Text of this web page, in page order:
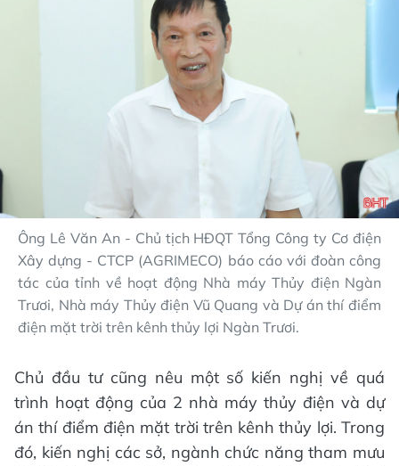
Ông Lê Văn An - Chủ tịch HĐQT Tổng Công ty Cơ điện
Xây dựng - CTCP (AGRIMECO) báo cáo với đoàn công
tác của tỉnh về hoạt động Nhà máy Thủy điện Ngàn
Trươi, Nhà máy Thủy điện Vũ Quang và Dự án thí điểm
điện mặt trời trên kênh thủy lợi Ngàn Trươi.
Chủ đầu tư cũng nêu một số kiến nghị về quá
trình hoạt động của 2 nhà máy thủy điện và dự
án thí điểm điện mặt trời trên kênh thủy lợi. Trong
đó, kiến nghị các sở, ngành chức năng tham mưu